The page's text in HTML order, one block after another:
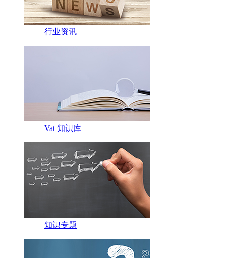
行业资讯
Vat 知识库
知识专题